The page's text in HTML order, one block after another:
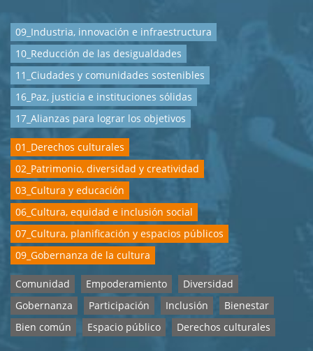
09_Industria, innovación e infraestructura
10_Reducción de las desigualdades
11_Ciudades y comunidades sostenibles
16_Paz, justicia e instituciones sólidas
17_Alianzas para lograr los objetivos
01_Derechos culturales
02_Patrimonio, diversidad y creatividad
03_Cultura y educación
06_Cultura, equidad e inclusión social
07_Cultura, planificación y espacios públicos
09_Gobernanza de la cultura
Comunidad Empoderamiento
Diversidad
Gobernanza
Participación Inclusión
Bienestar
Bien común
Espacio público Derechos culturales